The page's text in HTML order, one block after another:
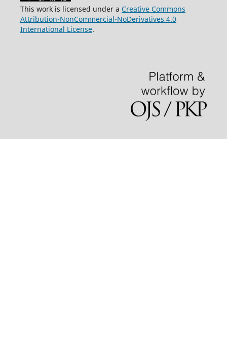
This work is licensed under a Creative Commons
Attribution-NonCommercial-NoDerivatives 4.0
International License.